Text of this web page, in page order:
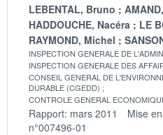
LEBENTAL, Bruno
HADDOUCHE, Nacéra
LE
RAYMOND, Michel
INSPECTION GENERALE DE
INSPECTION GENERALE DES
CONSEIL GENERAL DE
DURABLE (CGEDD)
CONTROLE GENERAL
Rapport: mars 2011 Mise
n°007496-01